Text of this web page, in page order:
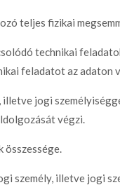
teljes fizikai
technikai
feladatot az adaton
jogi
végzi.
összessége.
személy, illetve jogi